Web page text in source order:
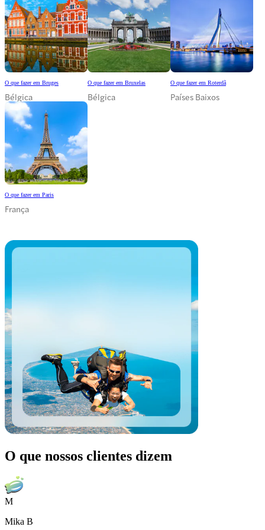
O que fazer em Bruges
Bélgica
O que fazer em Bruxelas
Bélgica
O que fazer em Roterdã
Países Baixos
O que fazer em Paris
França
O que nossos clientes dizem
M
Mika B